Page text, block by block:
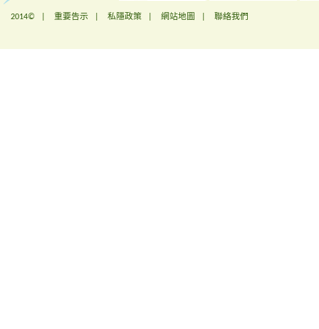
2014© | 重要告示 私隱政策 網站地圖 聯絡我們